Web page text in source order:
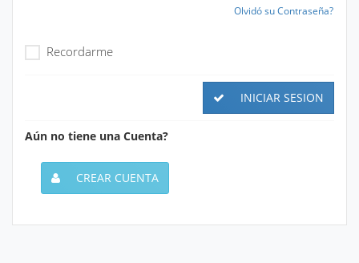
Olvidó su Contraseña?
Recordarme
INICIAR SESION
Aún no tiene una Cuenta?
CREAR CUENTA